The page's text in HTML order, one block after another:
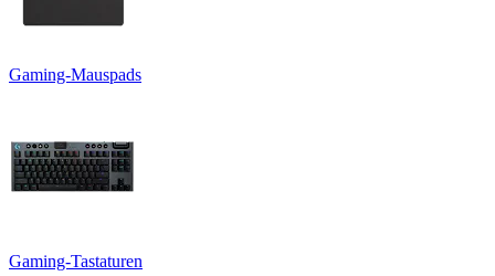
Gaming-Mauspads
Gaming-Tastaturen